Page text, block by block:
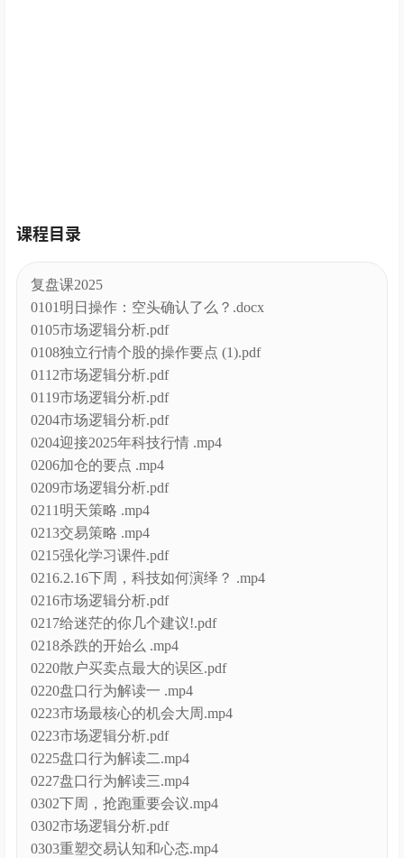
课程目录
复盘课2025
0101明日操作：空头确认了么？.docx
0105市场逻辑分析.pdf
0108独立行情个股的操作要点 (1).pdf
0112市场逻辑分析.pdf
0119市场逻辑分析.pdf
0204市场逻辑分析.pdf
0204迎接2025年科技行情 .mp4
0206加仓的要点 .mp4
0209市场逻辑分析.pdf
0211明天策略 .mp4
0213交易策略 .mp4
0215强化学习课件.pdf
0216.2.16下周，科技如何演绎？ .mp4
0216市场逻辑分析.pdf
0217给迷茫的你几个建议!.pdf
0218杀跌的开始么 .mp4
0220散户买卖点最大的误区.pdf
0220盘口行为解读一 .mp4
0223市场最核心的机会大周.mp4
0223市场逻辑分析.pdf
0225盘口行为解读二.mp4
0227盘口行为解读三.mp4
0302下周，抢跑重要会议.mp4
0302市场逻辑分析.pdf
0303重塑交易认知和心态.mp4